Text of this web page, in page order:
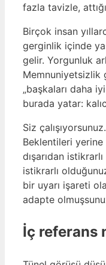
fazla tavizle,
Birçok insan
gerginlik içinde
gelir. Yorgunluk
Memnuniyetsizlik
„başkaları daha
burada yatar:
Siz
Beklentileri
dışarıdan
istikrarlı
bir uyarı işareti
adapte
İç referans